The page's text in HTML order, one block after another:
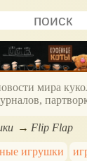
мира
Flip Flap
игрушки